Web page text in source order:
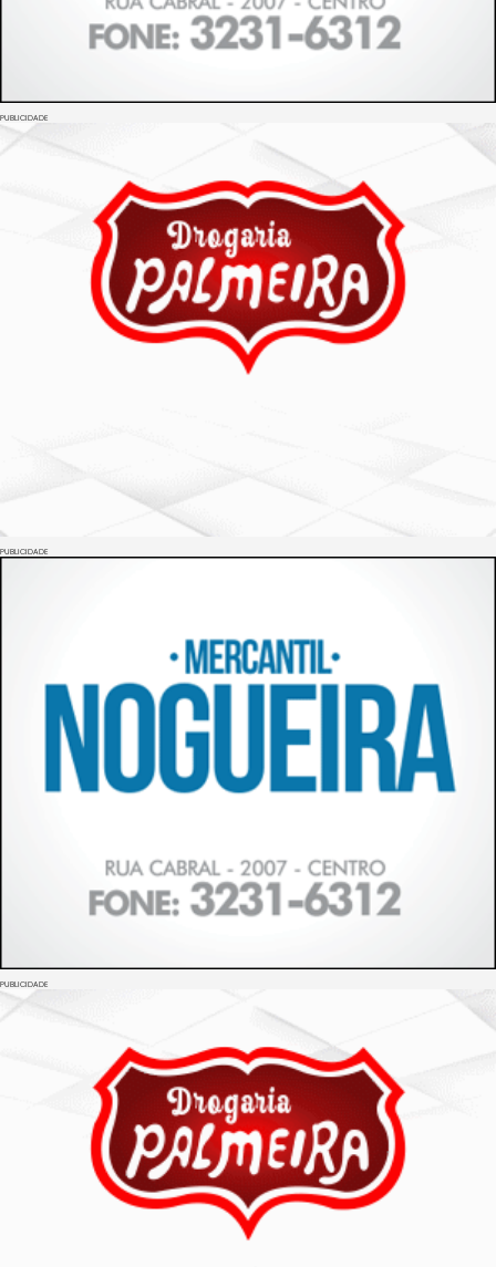
PUBLICIDADE
PUBLICIDADE
PUBLICIDADE